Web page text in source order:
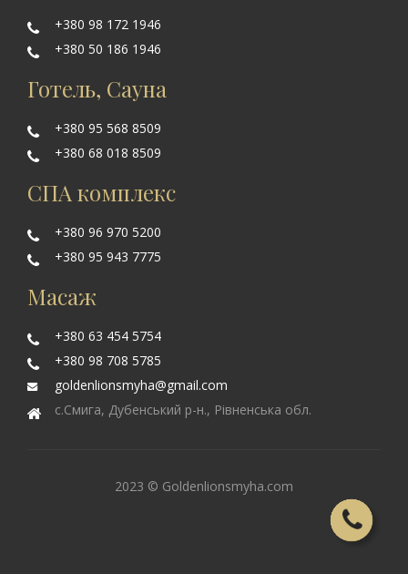
+380 98 172 1946
+380 50 186 1946
Готель, Сауна
+380 95 568 8509
+380 68 018 8509
СПА комплекс
+380 96 970 5200
+380 95 943 7775
Масаж
+380 63 454 5754
+380 98 708 5785
goldenlionsmyha@gmail.com
с.Смига, Дубенський р-н., Рівненська обл.
2023 © Goldenlionsmyha.com